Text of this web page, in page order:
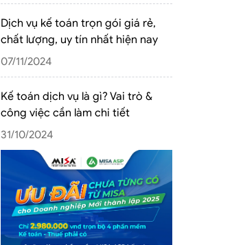
Dịch vụ kế toán trọn gói giá rẻ,
chất lượng, uy tín nhất hiện nay
07/11/2024
Kế toán dịch vụ là gì? Vai trò &
công việc cần làm chi tiết
31/10/2024